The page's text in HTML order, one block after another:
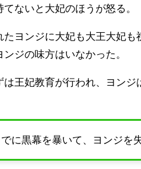
てないと大妃のほうが怒る。
たヨンジに大妃も大王大妃
ジの味方はいなかった。
は王妃教育が行われ、ヨン
に黒幕を暴いて、ヨンジを